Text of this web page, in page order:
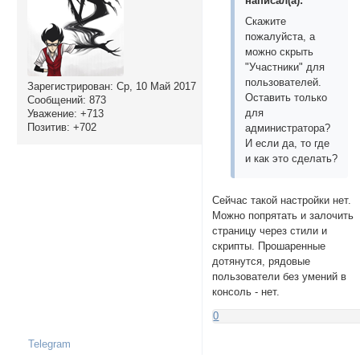
Зарегистрирован: Ср, 10 Май 2017
Сообщений: 873
Уважение: +713
Позитив: +702
Скажите
пожалуйста, а
можно скрыть
"Участники" для
пользователей.
Оставить только
для
администратора?
И если да, то где
и как это сделать?
Сейчас такой настройки нет.
Можно попрятать и залочить
страницу через стили и
скрипты. Прошаренные
дотянутся, рядовые
пользователи без умений в
консоль - нет.
0
Telegram